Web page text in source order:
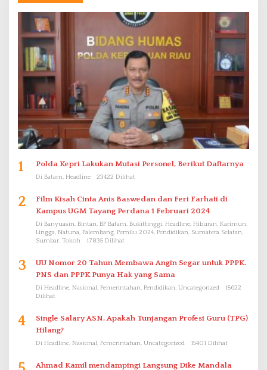
1 Polda Kepri Lakukan Mutasi Personel, Berikut Daftarnya
Di Batam, Headline 23422 Dilihat
2
Film Kisah Cinta Anis Baswedan dan Feri Farhati di
Kampus UGM Tayang Perdana 1 Februari 2024
Di Banyuasin, Bintan, BP Batam, Bukittinggi, Headline, Hiburan, Karimun,
Lingga, Natuna, Palembang, Pemilu 2024, Pendidikan, Sumatera Selatan,
Sumbar, Tokoh
17835 Dilihat
3
UU Nomor 20 Tahun Membawa Angin Segar untuk PPPK.
PNS dan PPPK Punya Hak yang Sama
Di Headline, Nasional, Pemerintahan, Pendidikan, Uncategorized
15622
Dilihat
4
Single Salary ASN, Apakah Tunjangan Profesi Guru (TPG)
Hilang?
Di Headline, Nasional, Pemerintahan, Uncategorized 15401 Dilihat
Ahmad Kamil mendampingi Langsung Dike Mandala